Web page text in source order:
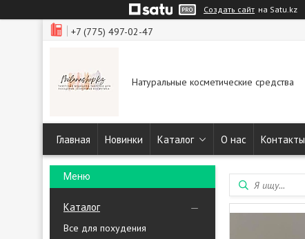
Создать сайт на Satu.kz
+7 (775) 497-02-47
Натуральные косметические средства
Главная Новинки Каталог О нас Контакты
Каталог
Все для похудения